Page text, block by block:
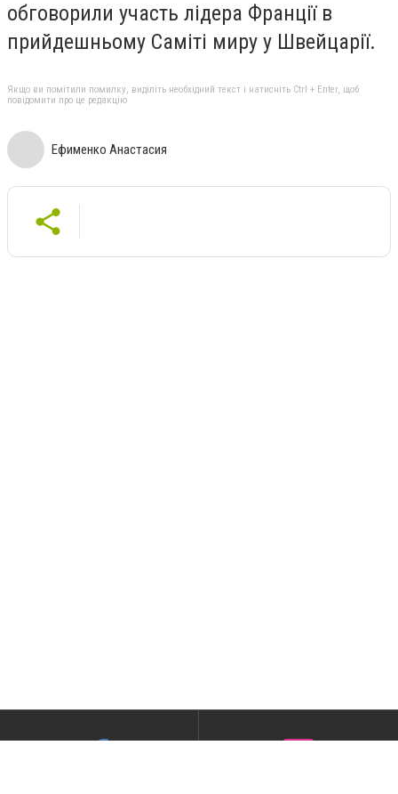
обговорили участь лідера Франції в
прийдешньому Саміті миру у Швейцарії.
Якщо ви помітили помилку, виділіть необхідний текст і натисніть Ctrl + Enter, щоб
повідомити про це редакцію
Ефименко Анастасия